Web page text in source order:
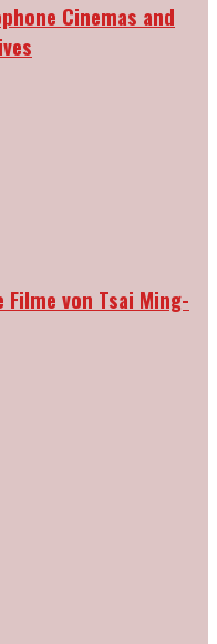
Cinemas and
von Tsai Ming-